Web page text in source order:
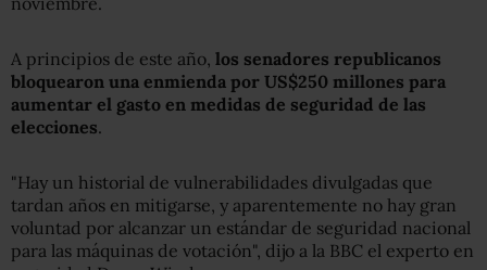
A principios de este año, los senadores republicanos
bloquearon una enmienda por US$250 millones para
aumentar el gasto en medidas de seguridad de las
elecciones.
"Hay un historial de vulnerabilidades divulgadas que
tardan años en mitigarse, y aparentemente no hay gran
voluntad por alcanzar un estándar de seguridad nacional
para las máquinas de votación", dijo a la BBC el experto en